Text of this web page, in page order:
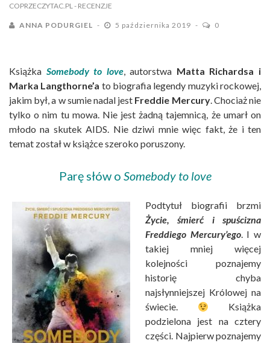
COPRZECZYTAC.PL - RECENZJE
ANNA PODURGIEL 5 października 2019 0
Książka Somebody to love, autorstwa Matta Richardsa i
Marka Langthorne’a to biografia legendy muzyki rockowej,
jakim był, a w sumie nadal jest Freddie Mercury. Chociaż nie
tylko o nim tu mowa. Nie jest żadną tajemnicą, że umarł on
młodo na skutek AIDS. Nie dziwi mnie więc fakt, że i ten
temat został w książce szeroko poruszony.
Parę słów o Somebody to love
Podtytuł biografii brzmi
Życie, śmierć i spuścizna
Freddiego Mercury’ego. I w
takiej mniej więcej
kolejności poznajemy
historię chyba
najsłynniejszej Królowej na
świecie.
Książka
podzielona jest na cztery
części. Najpierw poznajemy